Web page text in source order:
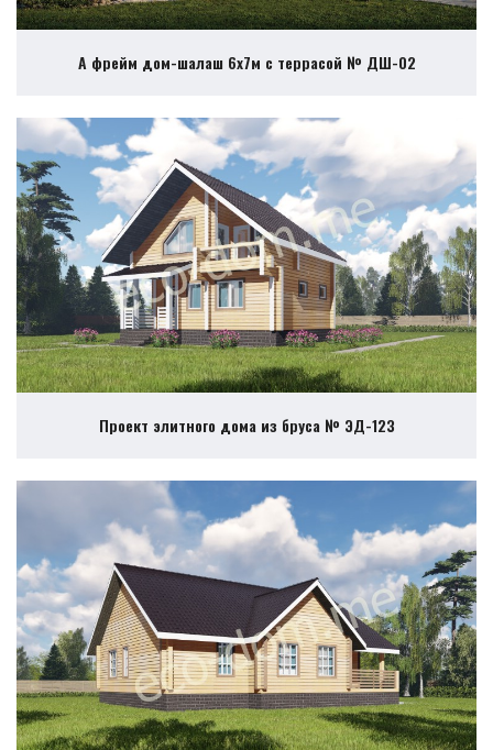
А фрейм дом-шалаш 6х7м с террасой № ДШ-02
Проект элитного дома из бруса № ЭД-123